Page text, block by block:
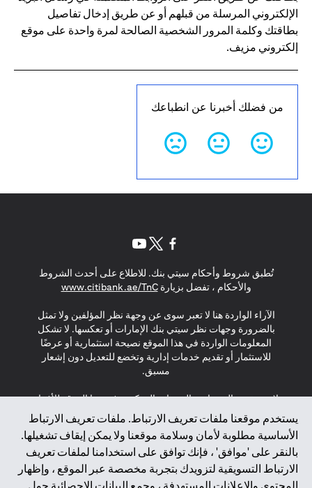
الإلكتروني المرسلة من قبلهم أو عن طريق إدخال تفاصيل
بطاقتك وكلمة المرور الشخصية الصالحة لمرة واحدة على موقع
إلكتروني مزيف.
من فضلك أخبرنا عن انطباعك
يستخدم موقعنا ملفات تعريف الارتباط. ملفات تعريف الارتباط
الأساسية مطلوبة لأمان وسلامة موقعنا ولا يمكن إيقاف تشغيلها.
بالنقر على 'موافق' ، فإنك توافق على استخدامنا لملفات تعريف
الارتباط التسويقية لتزويدك بتجربة مخصصة عبر الموقع ، وإظهار
تُطبق شروط وأحكام سيتي بنك. للاطلاع على أحدث الشروط
والأحكام ، تفضل بزيارةwww.citibank.ae/TnC
in a new tab
الآراء الواردة هنا لا تعبر سوى عن وجهة نظر المؤلفين ولا تمثل
بالضرورة وجهات نظر سيتي بنك الإمارات أو تعكسها. لا تشكل
المعلومات الواردة في هذا الموقع نصيحة استثمارية أو عرضًا
للاستثمار أو تقديم خدمات إدارية وتخضع للتعديل دون إشعار
مسبق.
لا يتم تقديم المنتجات والخدمات المذكورة في هذا الموقع للأفراد
المقيمين في الاتحاد الأوروبي أو المنطقة الاقتصادية الأوروبية أو
سويسرا أو غيرنسي أو جيرسي أو موناكو أو سان مارينو أو
الفاتيكان أو جزيرة مان أو المملكة المتحدة أو خصوصية البيانات
(لائحة حماية البيانات العامة \ قانون حماية البيانات الشخصية
العامة \ قانون خصوصية نيوزيلندا). المحتوى الموجود في هذه
الصفحة ليس ولا ينبغي تفسيره على أنه عرض أو دعوة أو دعوة